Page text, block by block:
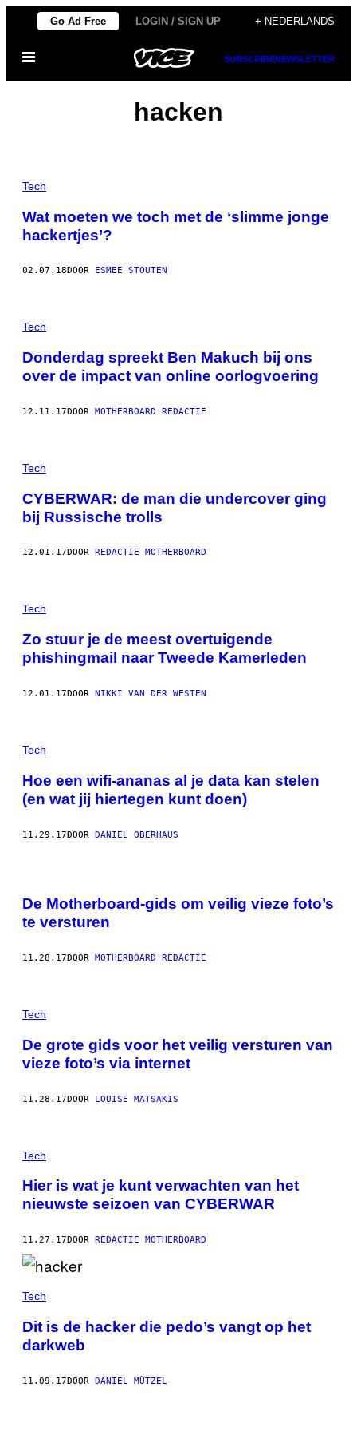
de
Go Ad Free LOGIN / SIGN UP + NEDERLANDS
Open
SUBSCRIBENEWSLETTER
hacken
Tech
Wat moeten we toch met de ‘slimme jonge
hackertjes’?
02.07.18DOOR ESMEE STOUTEN
Tech
Donderdag spreekt Ben Makuch bij ons
over de impact van online oorlogvoering
12.11.17DOOR MOTHERBOARD REDACTIE
Tech
CYBERWAR: de man die undercover ging
bij Russische trolls
12.01.17DOOR REDACTIE MOTHERBOARD
Tech
Zo stuur je de meest overtuigende
phishingmail naar Tweede Kamerleden
12.01.17DOOR NIKKI VAN DER WESTEN
Tech
Hoe een wifi-ananas al je data kan stelen
(en wat jij hiertegen kunt doen)
11.29.17DOOR DANIEL OBERHAUS
De Motherboard-gids om veilig vieze foto’s
te versturen
11.28.17DOOR MOTHERBOARD REDACTIE
Tech
De grote gids voor het veilig versturen van
vieze foto’s via internet
11.28.17DOOR LOUISE MATSAKIS
Tech
Hier is wat je kunt verwachten van het
nieuwste seizoen van CYBERWAR
11.27.17DOOR REDACTIE MOTHERBOARD
Tech
Dit is de hacker die pedo’s vangt op het
darkweb
11.09.17DOOR DANIEL MÜTZEL